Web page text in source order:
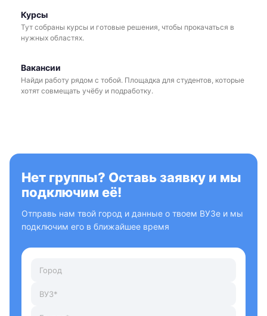
Курсы
Тут собраны курсы и готовые решения, чтобы прокачаться в
нужных областях.
Вакансии
Найди работу рядом с тобой. Площадка для студентов, которые
хотят совмещать учёбу и подработку.
Нет группы? Оставь заявку и мы
подключим её!
Отправь нам твой город и данные о твоем ВУЗе и мы
подключим его в ближайшее время